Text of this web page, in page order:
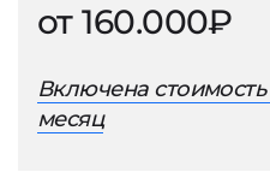
от 160.000₽
Включена
месяц